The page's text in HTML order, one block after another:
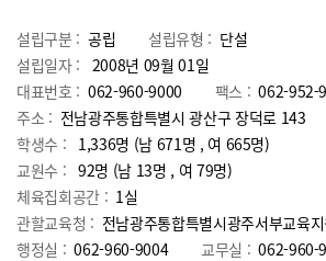
설립구분 : 공립 설립유형 : 단설
설립일자 : 2008년 09월 01일
대표번호 : 062-960-9000 팩스 : 062-952-
주소 : 전남광주통합특별시 광산구 장덕로 143
학생수 : 1,336명 (남 671명 , 여 665명)
교원수 : 92명 (남 13명 , 여 79명)
체육집회공간 : 1실
관할교육청 : 전남광주통합특별시광주서부교육
행정실 : 062-960-9004 교무실 : 062-960-